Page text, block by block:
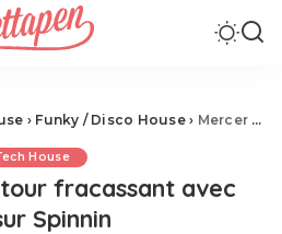
› Funky / Disco House› Mercer fait un retour fracassant avec ‘Aretha’, signée sur Spinnin
House
fracassant avec
Spinnin